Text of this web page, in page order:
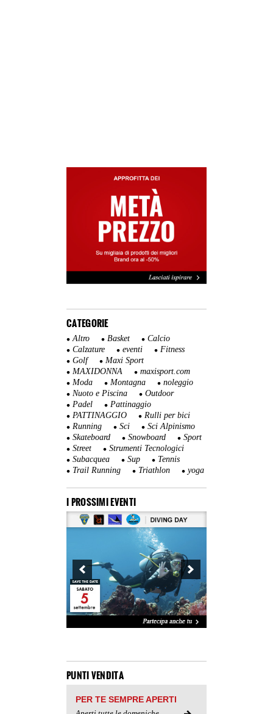
CATEGORIE
Altro Basket
Calcio
Calzature
eventi
Fitness
Golf
Maxi Sport
MAXIDONNA
maxisport.com
Moda
Montagna
noleggio
Nuoto e Piscina
Outdoor
Padel
Pattinaggio
PATTINAGGIO
Rulli per bici
Running
Sci
Sci Alpinismo
Skateboard
Snowboard
Sport
Street
Strumenti Tecnologici
Subacquea
Sup
Tennis
Trail Running
Triathlon yoga
I PROSSIMI EVENTI
PUNTI VENDITA
PER TE SEMPRE APERTI